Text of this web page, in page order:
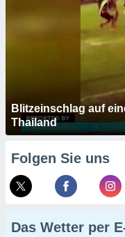
Blitzeinschlag auf
Thailand
Folgen Sie uns
Das Wetter per